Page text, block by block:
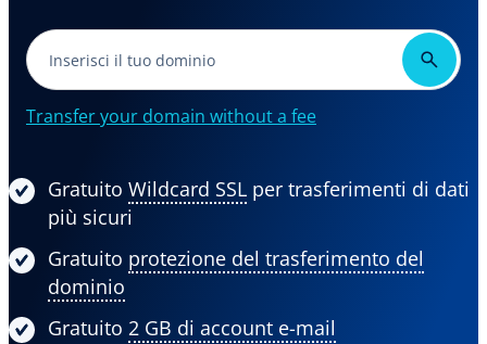
Transfer your domain without a fee
Gratuito Wildcard SSL per trasferimenti di dati
più sicuri
Gratuito protezione del trasferimento del
dominio
Gratuito 2 GB di account e-mail